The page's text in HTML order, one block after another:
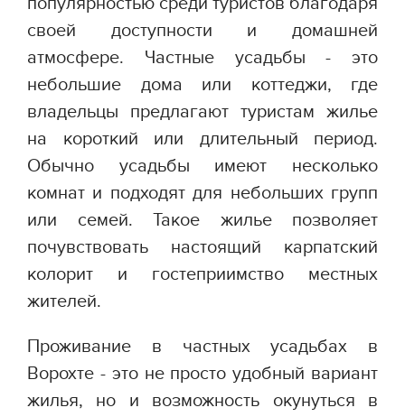
своей доступности и домашней
атмосфере. Частные усадьбы - это
небольшие дома или коттеджи, где
владельцы предлагают туристам жилье
на короткий или длительный период.
Обычно усадьбы имеют несколько
комнат и подходят для небольших групп
или семей. Такое жилье позволяет
почувствовать настоящий карпатский
колорит и гостеприимство местных
жителей.
Проживание в частных усадьбах в
Ворохте - это не просто удобный вариант
жилья, но и возможность окунуться в